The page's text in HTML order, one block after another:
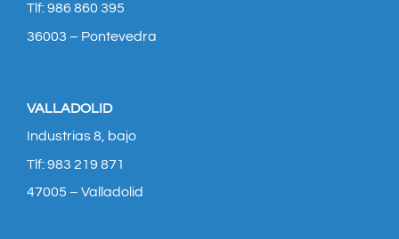
Tlf: 986 860 395
36003 – Pontevedra
VALLADOLID
Industrias 8, bajo
Tlf: 983 219 871
47005 – Valladolid